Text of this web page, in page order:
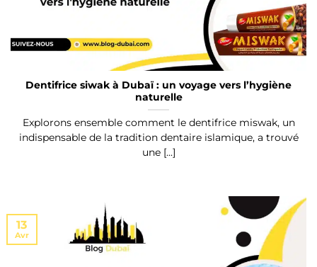
Dentifrice siwak à Dubaï : un voyage vers l’hygiène
naturelle
Explorons ensemble comment le dentifrice miswak, un
indispensable de la tradition dentaire islamique, a trouvé
une [...]
13
Avr